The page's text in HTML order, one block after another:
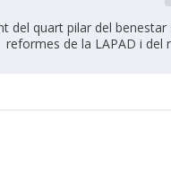
del quart pilar del benestar
reformes de la LAPAD i del